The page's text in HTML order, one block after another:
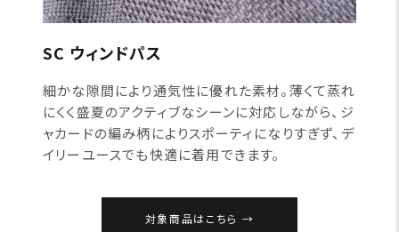
SC ウィンドパス
細かな隙間により通気性に優れた素材。薄くて蒸れ
にくく盛夏のアクティブなシーンに対応しながら、ジ
ャカードの編み柄によりスポーティになりすぎず、デ
イリーユースでも快適に着用できます。
対象商品はこちら